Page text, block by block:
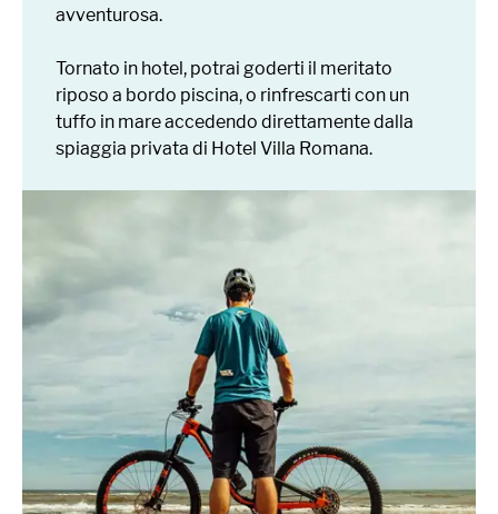
avventurosa.
Tornato in hotel, potrai goderti il meritato
riposo a bordo piscina, o rinfrescarti con un
tuffo in mare accedendo direttamente dalla
spiaggia privata di Hotel Villa Romana.